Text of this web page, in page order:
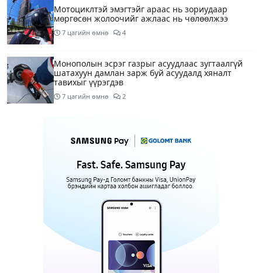
Мотоциклтэй эмэгтэйг араас нь зориудаар
мөргөсөн жолоочийг ажлаас нь чөлөөлжээ
7 цагийн өмнө 4
Монополын эсрэг газрыг асуудлаас зугтаалгүй
шатахуун дамлан зарж буй асуудалд хяналт
тавихыг үүрэгдэв
7 цагийн өмнө 2
настай охиныг 7 дахь өдрөө хайж байна
АҮЭБЯ: Тэгш, сондгойг мөрдөөгүй 7 ШТС-д
торгууль ногдуулах, тусгай зөвшөөрлийг нь
цуцлах хүртэл арга хэмжээ авахыг сануулав
Боловсролын сайд Л.Энх-Амгалан Pearson
компанийн удирдлагуудтай уулзаж, хамтын
ажиллагааг гүнзгийрүүлэх талаар ярилцжээ